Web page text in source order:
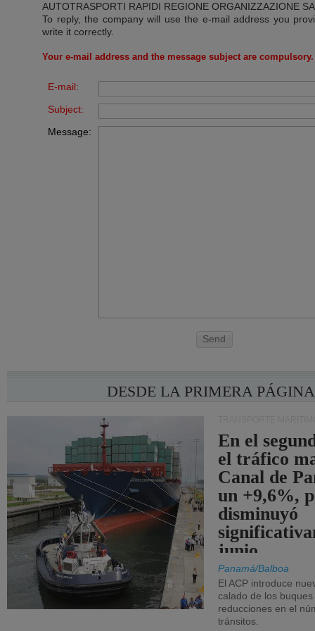
AUTOTRASPORTI RAPIDI REGIONE ORGANIZZAZIONE
To reply, the company will use the e-mail address you
write it correctly.
Your e-mail address and the message subject are compulsory.
E-mail:
Subject:
Message:
Send
DESDE LA PRIMERA PÁGINA
En el
el tráfico
Canal de
un +9,6%,
disminuyó
junio.
Panamá/Balboa
El ACP introduce
calado de los
reducciones en el
tránsitos.